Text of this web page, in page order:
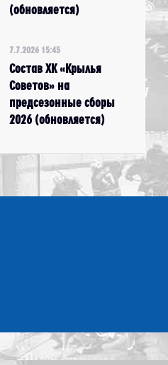
(обновляется)
7.7.2026 15:45
Состав ХК «Крылья
Советов» на
предсезонные сборы
2026 (обновляется)